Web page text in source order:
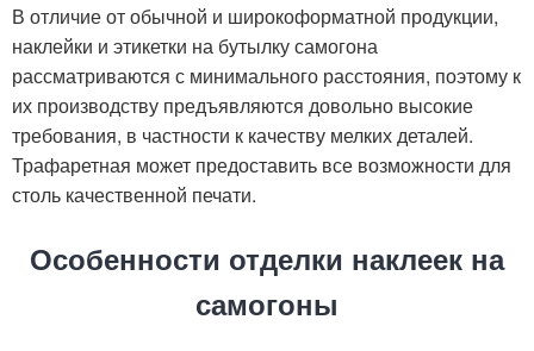
В отличие от обычной и широкоформатной продукции,
наклейки и этикетки на бутылку самогона
рассматриваются с минимального расстояния, поэтому к
их производству предъявляются довольно высокие
требования, в частности к качеству мелких деталей.
Трафаретная может предоставить все возможности для
столь качественной печати.
Особенности отделки наклеек на
самогоны